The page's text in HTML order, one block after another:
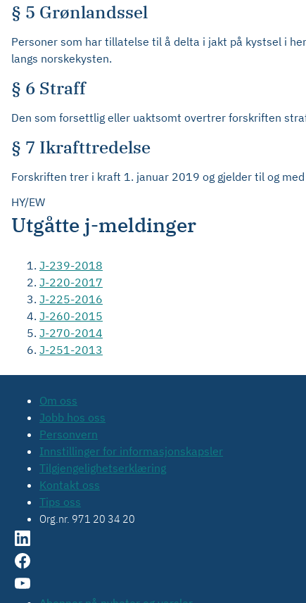
§ 5 Grønlandssel
Personer som har tillatelse til å delta i jakt på kystsel i
langs norskekysten.
§ 6 Straff
Den som forsettlig eller uaktsomt overtrer forskriften
§ 7 Ikrafttredelse
Forskriften trer i kraft 1. januar 2019 og gjelder til og
HY/EW
Utgåtte j-meldinger
J-239-2018
J-220-2017
J-225-2016
J-260-2015
J-270-2014
J-251-2013
Om oss
Jobb hos oss
Personvern
Innstillinger for informasjonskapsler
Tilgjengelighetserklæring
Kontakt oss
Tips oss
Org.nr. 971 20 34 20